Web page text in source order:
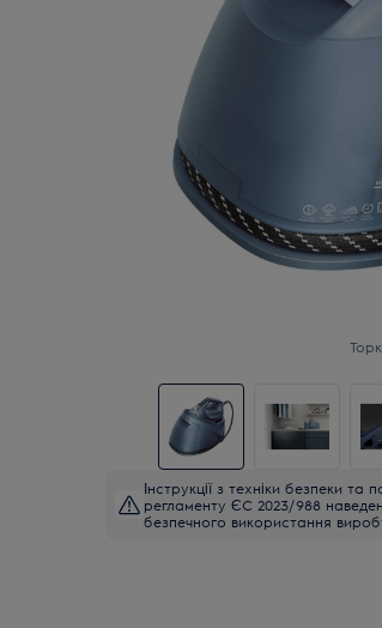
Інструкції з техніки безпеки
регламенту ЄС 2023/988
безпечного використання